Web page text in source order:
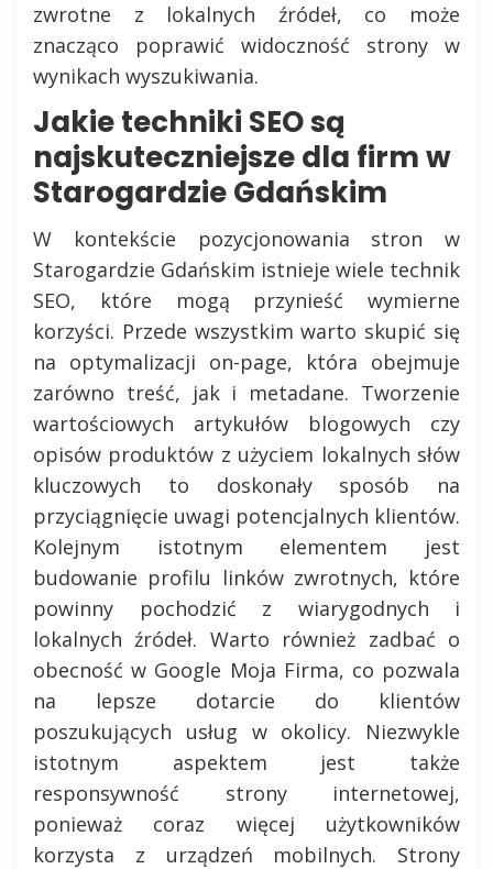
zwrotne z lokalnych źródeł, co może
znacząco poprawić widoczność strony w
wynikach wyszukiwania.
Jakie techniki SEO są
najskuteczniejsze dla firm w
Starogardzie Gdańskim
W kontekście pozycjonowania stron w
Starogardzie Gdańskim istnieje wiele technik
SEO, które mogą przynieść wymierne
korzyści. Przede wszystkim warto skupić się
na optymalizacji on-page, która obejmuje
zarówno treść, jak i metadane. Tworzenie
wartościowych artykułów blogowych czy
opisów produktów z użyciem lokalnych słów
kluczowych to doskonały sposób na
przyciągnięcie uwagi potencjalnych klientów.
Kolejnym istotnym elementem jest
budowanie profilu linków zwrotnych, które
powinny pochodzić z wiarygodnych i
lokalnych źródeł. Warto również zadbać o
obecność w Google Moja Firma, co pozwala
na lepsze dotarcie do klientów
poszukujących usług w okolicy. Niezwykle
istotnym aspektem jest także
responsywność strony internetowej,
ponieważ coraz więcej użytkowników
korzysta z urządzeń mobilnych. Strony